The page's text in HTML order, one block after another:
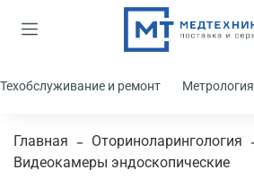
Техобслуживание и ремонт Метрология
Главная Оториноларингология
Видеокамеры эндоскопические